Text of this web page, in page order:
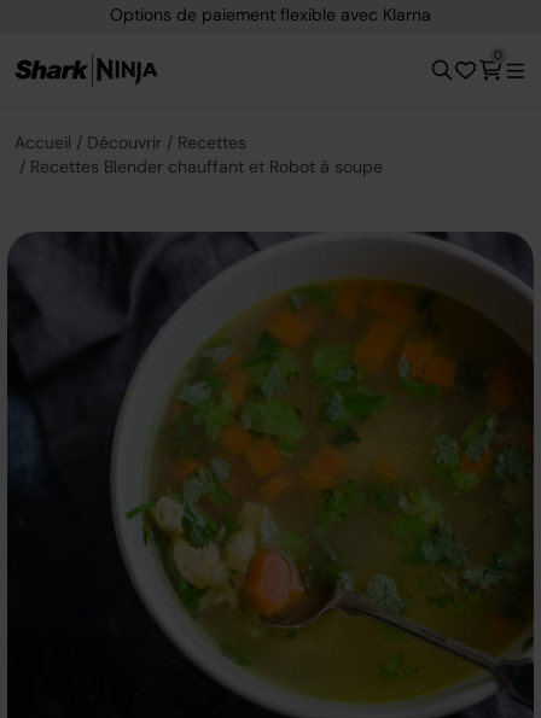
Options de paiement flexible avec Klarna
0
Accueil Découvrir
Recettes
Recettes Blender chauffant et Robot à soupe